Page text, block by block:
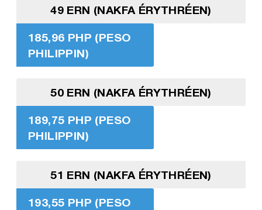
49 ERN (NAKFA ÉRYTHRÉEN)
185,96 PHP (PESO
PHILIPPIN)
50 ERN (NAKFA ÉRYTHRÉEN)
189,75 PHP (PESO
PHILIPPIN)
51 ERN (NAKFA ÉRYTHRÉEN)
193,55 PHP (PESO